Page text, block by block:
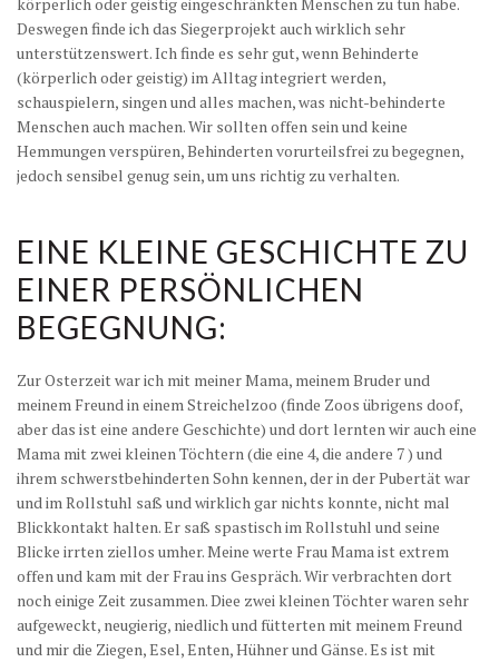
körperlich oder geistig eingeschränkten Menschen zu tun habe.
Deswegen finde ich das Siegerprojekt auch wirklich sehr
unterstützenswert. Ich finde es sehr gut, wenn Behinderte
(körperlich oder geistig) im Alltag integriert werden,
schauspielern, singen und alles machen, was nicht-behinderte
Menschen auch machen. Wir sollten offen sein und keine
Hemmungen verspüren, Behinderten vorurteilsfrei zu begegnen,
jedoch sensibel genug sein, um uns richtig zu verhalten.
EINE KLEINE GESCHICHTE ZU
EINER PERSÖNLICHEN
BEGEGNUNG:
Zur Osterzeit war ich mit meiner Mama, meinem Bruder und
meinem Freund in einem Streichelzoo (finde Zoos übrigens doof,
aber das ist eine andere Geschichte) und dort lernten wir auch eine
Mama mit zwei kleinen Töchtern (die eine 4, die andere 7 ) und
ihrem schwerstbehinderten Sohn kennen, der in der Pubertät war
und im Rollstuhl saß und wirklich gar nichts konnte, nicht mal
Blickkontakt halten. Er saß spastisch im Rollstuhl und seine
Blicke irrten ziellos umher. Meine werte Frau Mama ist extrem
offen und kam mit der Frau ins Gespräch. Wir verbrachten dort
noch einige Zeit zusammen. Diee zwei kleinen Töchter waren sehr
aufgeweckt, neugierig, niedlich und fütterten mit meinem Freund
und mir die Ziegen, Esel, Enten, Hühner und Gänse. Es ist mit